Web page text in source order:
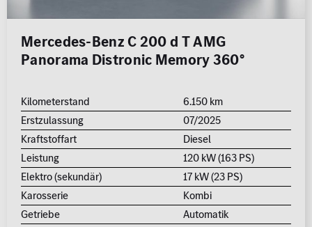
Mercedes-Benz C 200 d T AMG
Panorama Distronic Memory 360°
Kilometerstand
6.150 km
Erstzulassung
07/2025
Kraftstoffart
Diesel
Leistung
120 kW (163 PS)
Elektro (sekundär)
17 kW (23 PS)
Karosserie
Kombi
Getriebe
Automatik